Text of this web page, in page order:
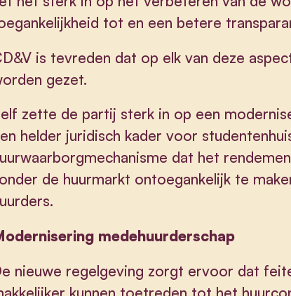
tot en een betere
is tevreden dat op elk van deze
gezet.
zette de partij sterk in op een
helder juridisch kader voor
dat het
de huurmarkt ontoegankelijk te
medehuurderschap
nieuwe regelgeving zorgt ervoor dat
kunnen toetreden tot het